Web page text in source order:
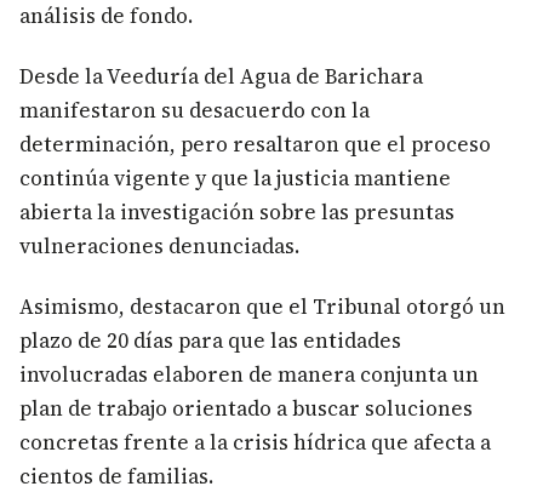
análisis de fondo.
Desde la Veeduría del Agua de Barichara
manifestaron su desacuerdo con la
determinación, pero resaltaron que el proceso
continúa vigente y que la justicia mantiene
abierta la investigación sobre las presuntas
vulneraciones denunciadas.
Asimismo, destacaron que el Tribunal otorgó un
plazo de 20 días para que las entidades
involucradas elaboren de manera conjunta un
plan de trabajo orientado a buscar soluciones
concretas frente a la crisis hídrica que afecta a
cientos de familias.